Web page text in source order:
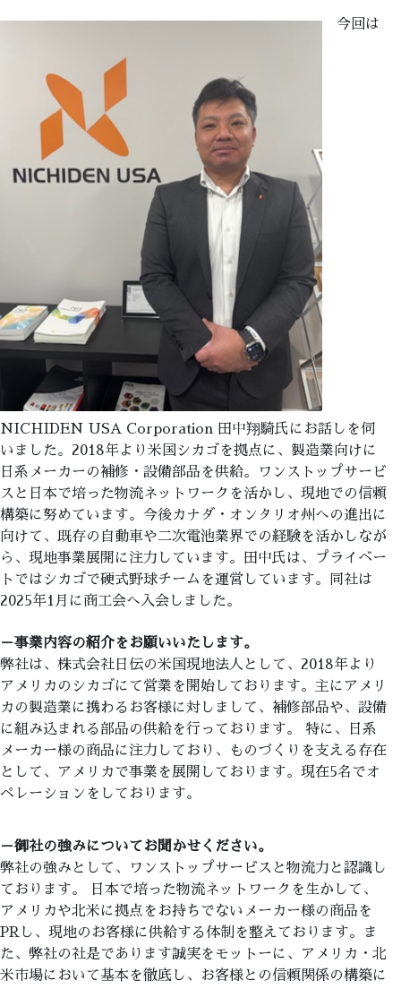
今回は
NICHIDEN USA Corporation 田中翔騎氏にお話しを伺
いました。2018年より米国シカゴを拠点に、製造業向けに
日系メーカーの補修・設備部品を供給。ワンストップサービ
スと日本で培った物流ネットワークを活かし、現地での信頼
構築に努めています。今後カナダ・オンタリオ州への進出に
向けて、既存の自動車や二次電池業界での経験を活かしなが
ら、現地事業展開に注力しています。田中氏は、プライベー
トではシカゴで硬式野球チームを運営しています。同社は
2025年1月に商工会へ入会しました。
－事業内容の紹介をお願いいたします。
弊社は、株式会社日伝の米国現地法人として、2018年より
アメリカのシカゴにて営業を開始しております。主にアメリ
カの製造業に携わるお客様に対しまして、補修部品や、設備
に組み込まれる部品の供給を行っております。 特に、日系
メーカー様の商品に注力しており、ものづくりを支える存在
として、アメリカで事業を展開しております。現在5名でオ
ペレーションをしております。
－御社の強みについてお聞かせください。
弊社の強みとして、ワンストップサービスと物流力と認識し
ております。 日本で培った物流ネットワークを生かして、
アメリカや北米に拠点をお持ちでないメーカー様の商品を
PRし、現地のお客様に供給する体制を整えております。ま
た、弊社の社是であります誠実をモットーに、アメリカ・北
米市場において基本を徹底し、お客様との信頼関係の構築に